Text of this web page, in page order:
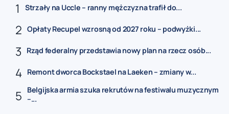
Strzały na Uccle – ranny mężczyzna trafił do...
Opłaty Recupel wzrosną od 2027 roku – podwyżki...
Rząd federalny przedstawia nowy plan na rzecz osób...
Remont dworca Bockstael na Laeken – zmiany w...
Belgijska armia szuka rekrutów na festiwalu muzycznym
–...